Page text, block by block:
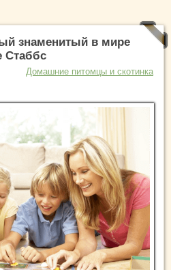
знаменитый в мире
Стаббс
Домашние питомцы и скотинка